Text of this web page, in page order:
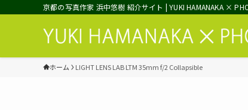
京都の写真作家 浜中悠樹 紹介サイト | YUKI HAMANAKA ×
ホーム LIGHT LENS LAB LTM 35mm f/2 Collapsible